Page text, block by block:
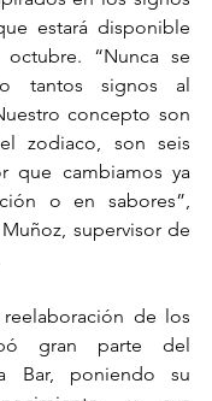
estará disponible
“Nunca se
tantos signos al
concepto son
zodiaco, son seis
que cambiamos ya
o en sabores”,
supervisor de
de los
gran parte del
Bar, poniendo su